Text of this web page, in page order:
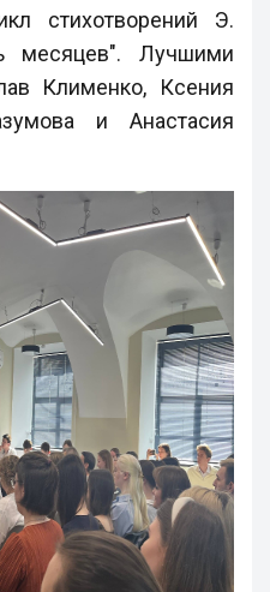
стихотворений Э.
месяцев". Лучшими
Клименко, Ксения
и Анастасия